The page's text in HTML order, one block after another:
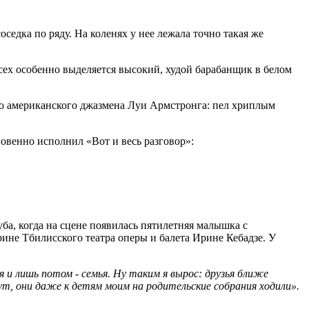
по ряду. На коленях у нее лежала точно такая же
особенно выделяется высокий, худой барабанщик в белом
американского джазмена Луи Армстронга: пел хриплым
исполнил «Вот и весь разговор»:
когда на сцене появилась пятилетняя малышка с
Тбилисского театра оперы и балета Ирине Кебадзе. У
и лишь потом - семья. Ну таким я вырос: друзья ближе
они даже к детям моим на родительские собрания ходили».